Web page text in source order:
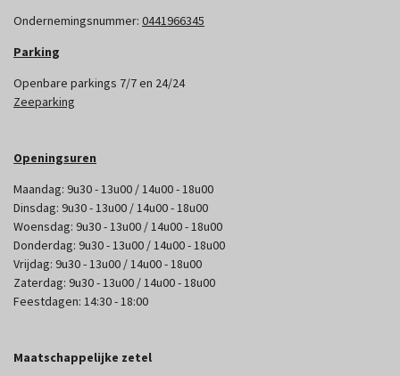
Ondernemingsnummer: 0441966345
Parking
Openbare parkings 7/7 en 24/24
Zeeparking
Openingsuren
Maandag: 9u30 - 13u00 / 14u00 - 18u00
Dinsdag: 9u30 - 13u00 / 14u00 - 18u00
Woensdag: 9u30 - 13u00 / 14u00 - 18u00
Donderdag: 9u30 - 13u00 / 14u00 - 18u00
Vrijdag: 9u30 - 13u00 / 14u00 - 18u00
Zaterdag: 9u30 - 13u00 / 14u00 - 18u00
Feestdagen: 14:30 - 18:00
Maatschappelijke zetel